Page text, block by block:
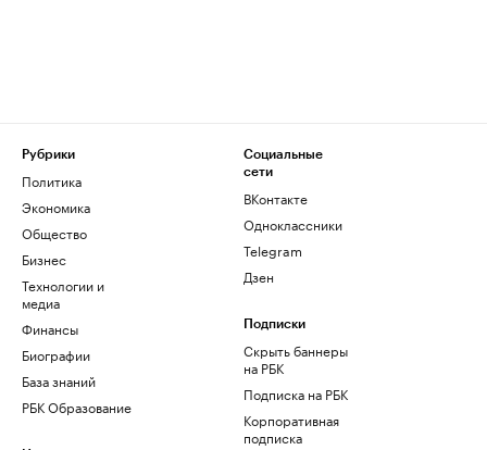
Рубрики
Политика
Экономика
Общество
Бизнес
Технологии и
медиа
Финансы
Биографии
База знаний
РБК Образование
Социальные
сети
ВКонтакте
Одноклассники
Telegram
Дзен
Подписки
Скрыть баннеры
на РБК
Подписка на РБК
Корпоративная
подписка